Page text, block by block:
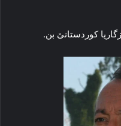
کوردستانێ بن.